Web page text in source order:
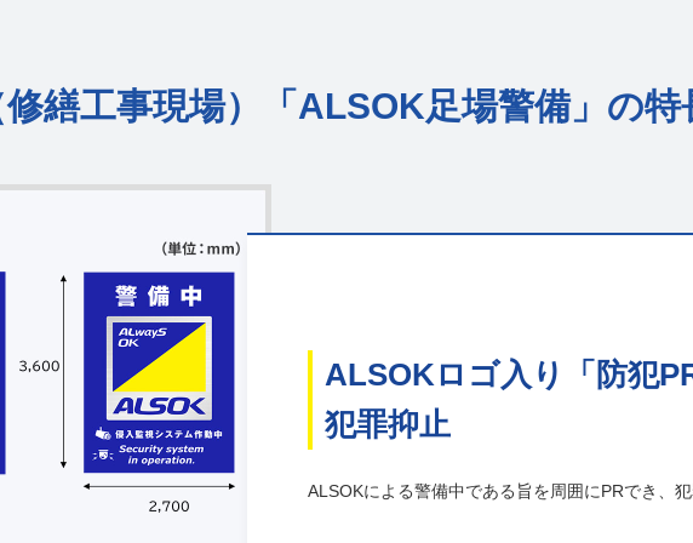
繕工事現場） 「ALSOK足場警備」の特
ALSOKロゴ入り「防犯
犯罪抑止
ALSOKによる警備中である旨を周囲にPRでき、犯